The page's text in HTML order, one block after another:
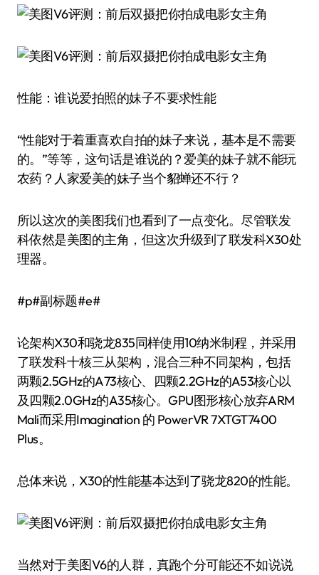
性能：谁说爱拍照的妹子不要求性能
“性能对于着重喜欢自拍的妹子来说，基本是不需要
的。”等等，这句话是谁说的？爱美的妹子就不能玩
农药？人家爱美的妹子当个貂蝉还不行？
所以这次的美图我们也看到了一点变化。尽管联发
科依然是美图的主角，但这次升级到了联发科X30处
理器。
#p#副标题#e#
论架构X30和骁龙835同样使用10纳米制程，并采用
了联发科十核三从架构，混合三种不同架构，包括
两颗2.5GHz的A73核心、四颗2.2GHz的A53核心以
及四颗2.0GHz的A35核心。GPU图形核心放弃ARM
Mali而采用Imagination 的 PowerVR 7XTGT7400
Plus。
总体来说，X30的性能基本达到了骁龙820的性能。
当然对于美图V6的人群，真跑个分可能还不如说说